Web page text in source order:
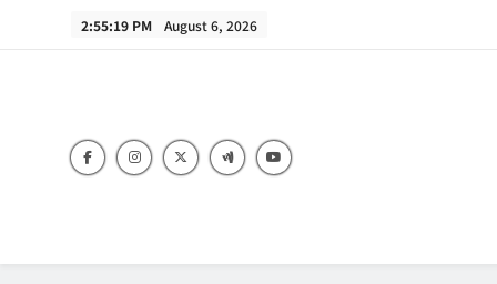
2:55:19 PM August 6, 2026